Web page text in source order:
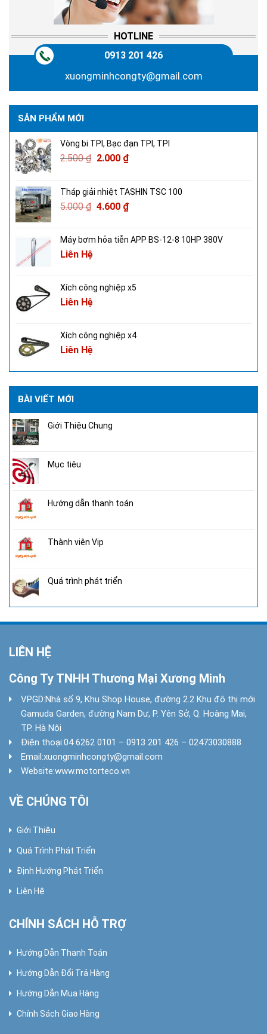
HOTLINE
0913 201 426
xuongminhcongty@gmail.com
SẢN PHẨM MỚI
Vòng bi TPI, Bạc đạn TPI, TPI
2.500₫ 2.000 ₫
Tháp giải nhiệt TASHIN TSC 100
5.000₫ 4.600 ₫
Máy bơm hỏa tiễn APP BS-12-8 10HP 380V
Liên Hệ
Xích công nghiệp x5
Liên Hệ
Xích công nghiệp x4
Liên Hệ
BÀI VIẾT MỚI
Giới Thiệu Chung
Mục tiêu
Hướng dẫn thanh toán
Thành viên Vip
Quá trình phát triển
LIÊN HỆ
Công Ty TNHH Thương Mại Xương Minh
VPGD:Nhà số 9, Khu Shop House, đường 2.2 Khu đô thị mới
Gamuda Garden, đường Nam Dư, P. Yên Sở, Q. Hoàng Mai,
TP. Hà Nội
Điện thoại:04 6262 0101 – 0913 201 426 – 02473030888
Email:xuongminhcongty@gmail.com
Website:www.motorteco.vn
VỀ CHÚNG TÔI
Giới Thiệu
Quá Trình Phát Triển
Định Hướng Phát Triển
Liên Hệ
CHÍNH SÁCH HỖ TRỢ
Hướng Dẫn Thanh Toán
Hướng Dẫn Đổi Trả Hàng
Hướng Dẫn Mua Hàng
Chính Sách Giao Hàng